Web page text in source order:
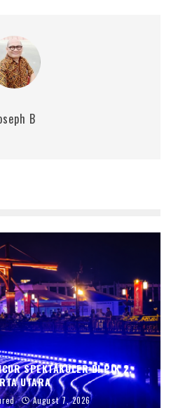
B
SPEKTAKULER DI PIK 2,
UTARA
August 7, 2026